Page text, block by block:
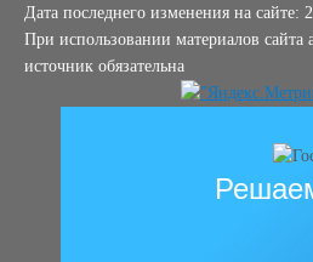
Дата последнего изменения на сайте:
При использовании материалов сайта
источник обязательна